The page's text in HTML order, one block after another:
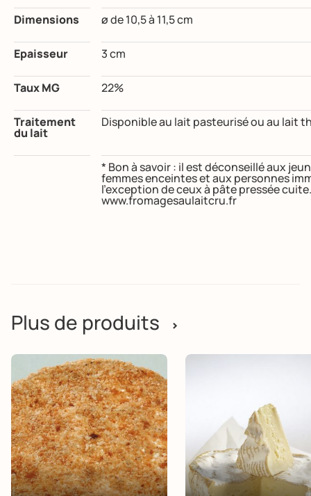
Dimensions ø de 10,5 à 11,5 cm
Epaisseur 3 cm
Taux MG 22%
Traitement
du lait
Disponible au lait pasteurisé ou au lait
* Bon à savoir : il est déconseillé aux
femmes enceintes et aux personnes
l’exception de ceux à pâte pressée
www.fromagesaulaitcru.fr
Plus de produits >